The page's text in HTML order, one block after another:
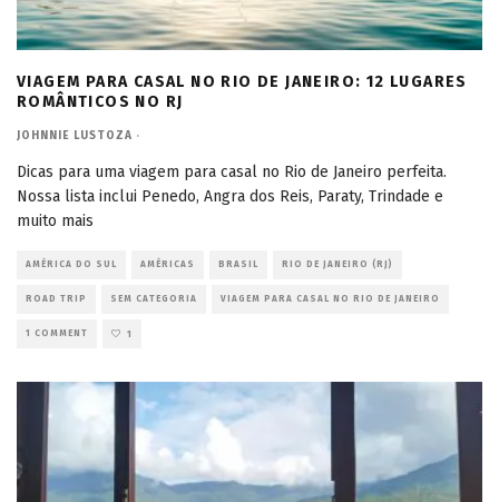
VIAGEM PARA CASAL NO RIO DE JANEIRO: 12 LUGARES
ROMÂNTICOS NO RJ
JOHNNIE LUSTOZA ·
Dicas para uma viagem para casal no Rio de Janeiro perfeita.
Nossa lista inclui Penedo, Angra dos Reis, Paraty, Trindade e
muito mais
AMÉRICA DO SUL AMÉRICAS BRASIL RIO DE JANEIRO (RJ)
ROAD TRIP SEM CATEGORIA VIAGEM PARA CASAL NO RIO DE JANEIRO
1 COMMENT 1